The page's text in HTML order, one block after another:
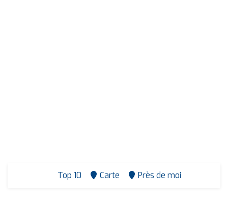
Top 10 Carte Près de moi